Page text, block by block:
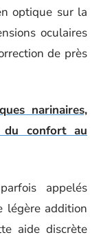
optique sur la
oculaires
de près
narinaires,
confort au
appelés
légère addition
aide discrète